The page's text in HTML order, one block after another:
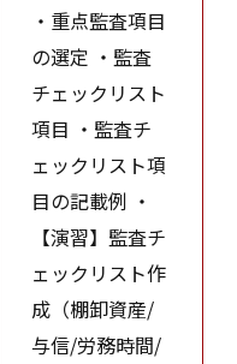
・重点監査項目
の選定 ・監査
チェックリスト
項目 ・監査チ
ェックリスト項
目の記載例 ・
【演習】監査チ
ェックリスト作
成（棚卸資産/
与信/労務時間/